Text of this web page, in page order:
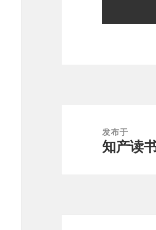
发布于
知产读